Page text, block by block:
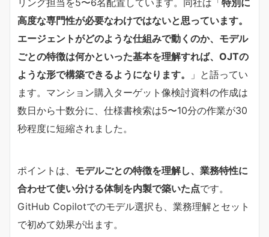
高度な専門性が必要なわけではないと思っています。
エージェントがどのような仕組みで動くのか、モデル
ごとの特徴は何かといった基本を理解すれば、OJTの
ような形で構築できるようになります。​
​」と語ってい
ます。マンション購入ターゲット像検討資料の作成は
数日から十数分に、仕様書検索は5〜10分の作業が30
秒程度に短縮されました。
ポイントは、​ ​モデルごとの特徴を理解し、業務特性に
合わせて使い分ける体制を内製で築いた点​​です。
GitHub Copilotでのモデル選択も、業務理解とセット
で初めて効果が出ます。